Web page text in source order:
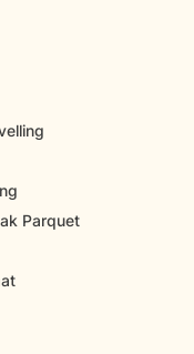
Parquet